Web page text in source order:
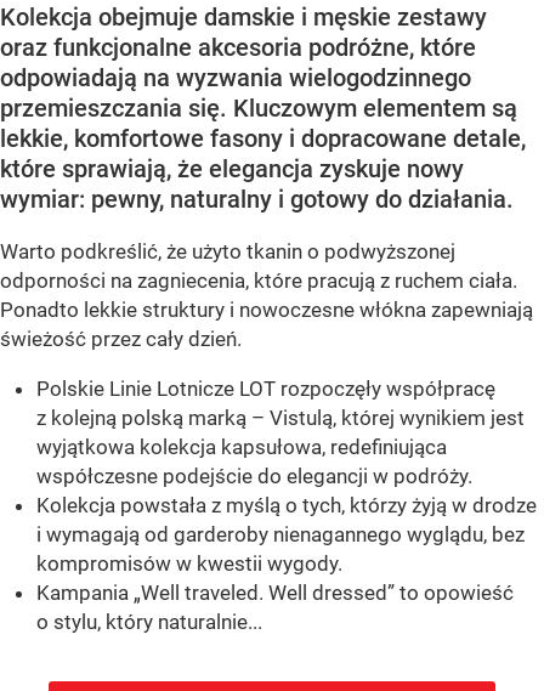
Kolekcja obejmuje damskie i męskie zestawy
oraz funkcjonalne akcesoria podróżne, które
odpowiadają na wyzwania wielogodzinnego
przemieszczania się. Kluczowym elementem są
lekkie, komfortowe fasony i dopracowane detale,
które sprawiają, że elegancja zyskuje nowy
wymiar: pewny, naturalny i gotowy do działania.
Warto podkreślić, że użyto tkanin o podwyższonej
odporności na zagniecenia, które pracują z ruchem ciała.
Ponadto lekkie struktury i nowoczesne włókna zapewniają
świeżość przez cały dzień.
Polskie Linie Lotnicze LOT rozpoczęły współpracę
z kolejną polską marką – Vistulą, której wynikiem jest
wyjątkowa kolekcja kapsułowa, redefiniująca
współczesne podejście do elegancji w podróży.
Kolekcja powstała z myślą o tych, którzy żyją w drodze
i wymagają od garderoby nienagannego wyglądu, bez
kompromisów w kwestii wygody.
Kampania „Well traveled. Well dressed” to opowieść
o stylu, który naturalnie...